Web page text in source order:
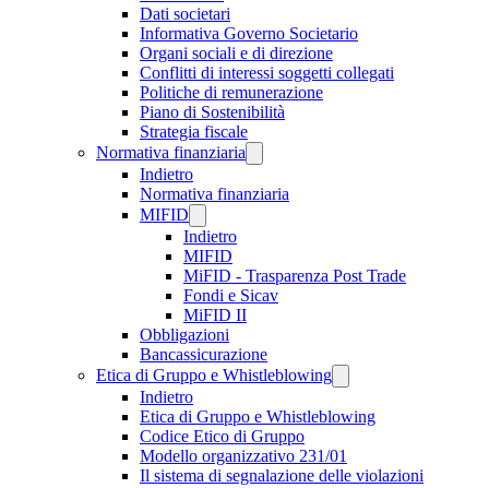
Dati societari
Informativa Governo Societario
Organi sociali e di direzione
Conflitti di interessi soggetti collegati
Politiche di remunerazione
Piano di Sostenibilità
Strategia fiscale
Normativa finanziaria
Indietro
Normativa finanziaria
MIFID
Indietro
MIFID
MiFID - Trasparenza Post Trade
Fondi e Sicav
MiFID II
Obbligazioni
Bancassicurazione
Etica di Gruppo e Whistleblowing
Indietro
Etica di Gruppo e Whistleblowing
Codice Etico di Gruppo
Modello organizzativo 231/01
Il sistema di segnalazione delle violazioni